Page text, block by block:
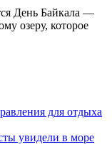
День Байкала —
озеру, которое
для отдыха
увидели в море